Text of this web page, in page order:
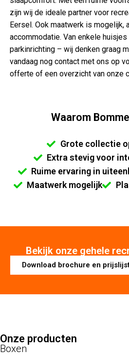
zijn wij de ideale partner voor
Eersel. Ook maatwerk is mogelijk,
accommodatie. Van enkele
parkinrichting – wij denken graag
vandaag nog contact met ons op
offerte of een overzicht van onze
Waarom
Grote collectie
Extra stevig voor
Ruime ervaring in
Maatwerk mogelijk
Bekijk onze gehele
Download brochure en
Onze producten
Boxen